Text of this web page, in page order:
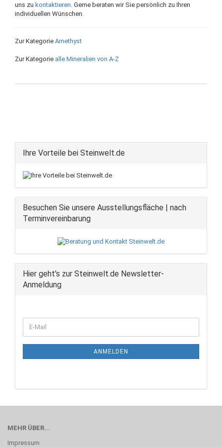
uns zu kontaktieren . Gerne beraten wir Sie persönlich zu Ihren
individuellen Wünschen.
Zur Kategorie Amethyst
Zur Kategorie alle Mineralien von A-Z
Ihre Vorteile bei Steinwelt.de
Besuchen Sie unsere Ausstellungsfläche | nach
Terminvereinbarung
Hier geht's zur Steinwelt.de Newsletter-
Anmeldung
ZUR
NEWSLETTER-
E-
Mail
ANMELDEN
MEHR ÜBER...
Impressum